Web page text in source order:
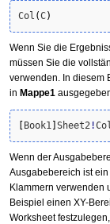
Col (C)
Wenn Sie die
müssen Sie die
verwenden. In diesem
in Mappe1
[Book1 ] Sheet2 !Col
Wenn der
Ausgabebereich ist ein
Klammern verwenden
Beispiel einen XY-
Worksheet